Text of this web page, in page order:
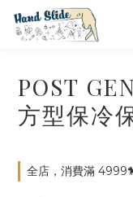
POST
方型保冷
全店，消費滿